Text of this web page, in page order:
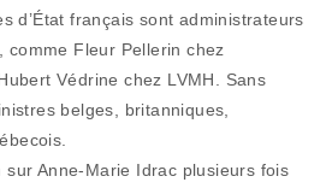
d’État français sont administrateurs
comme Fleur Pellerin chez
Védrine chez LVMH. Sans
belges, britanniques,
sur Anne-Marie Idrac plusieurs fois